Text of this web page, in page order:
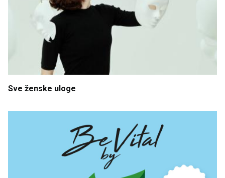
Sve ženske uloge